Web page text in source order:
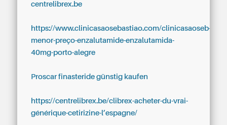
centrelibrex.be
https://www.clinicasaosebastiao.com/clinicasaoseb-
menor-preço-enzalutamide-enzalutamida-
40mg-porto-alegre
Proscar finasteride günstig kaufen
https://centrelibrex.be/clibrex-acheter-du-vrai-
générique-cetirizine-l’espagne/